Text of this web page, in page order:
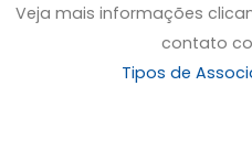
Veja mais informações
contato
Tipos de